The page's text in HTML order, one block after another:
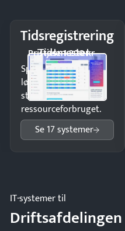
Tidsregistrering
Tidsmester
Pristjek: 1.200 kr
Spar tid på
lønberegning og få
styr på
ressourceforbruget.
Se 17 systemer
IT-systemer til
Driftsafdelingen